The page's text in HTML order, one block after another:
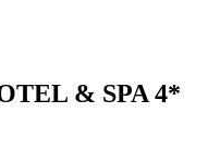
& SPA 4*